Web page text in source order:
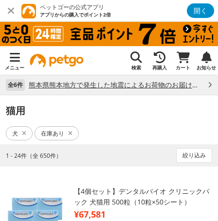
ペットゴーの公式アプリ
アプリからの購入でポイント2倍 開く
メニュー 検索 再購入 カート お知らせ
全6件 熊本県熊本地方で発生した地震によるお荷物のお届け状況について （7/28）
猫用
犬 在庫あり
1 - 24件（全 650件） 絞り込み
【4個セット】デンタルバイオ クリニックパ
ック 犬猫用 500粒（10粒×50シート）
¥67,581